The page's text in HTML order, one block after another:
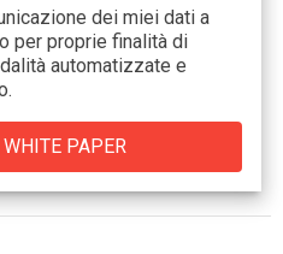
dei miei dati a
per proprie finalità di
automatizzate e